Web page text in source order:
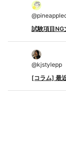
@
試験項目NG
@kjstylepp
[コラム] 最